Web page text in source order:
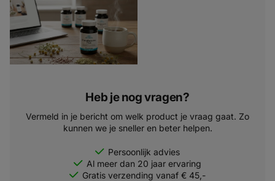
Heb je nog vragen?
Vermeld in je bericht om welk product je vraag gaat. Zo
kunnen we je sneller en beter helpen.
Persoonlijk advies
Al meer dan 20 jaar ervaring
Gratis verzending vanaf € 45,-